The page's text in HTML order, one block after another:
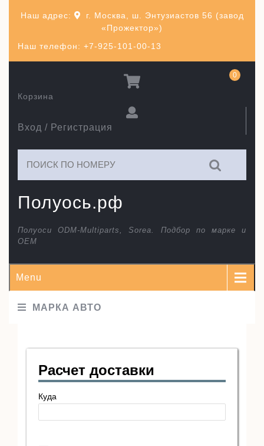
Наш телефон: +7-925-101-00-13
Наш адрес:
г. Москва, ш. Энтузиастов 56 (завод
«Прожектор»)
Полуось.рф
Полуоси ODM-Multiparts, Sorea. Подбор по марке и
ОЕМ
Вход / Регистрация
Корзина
0
Menu
МАРКА АВТО
Расчет доставки
Куда